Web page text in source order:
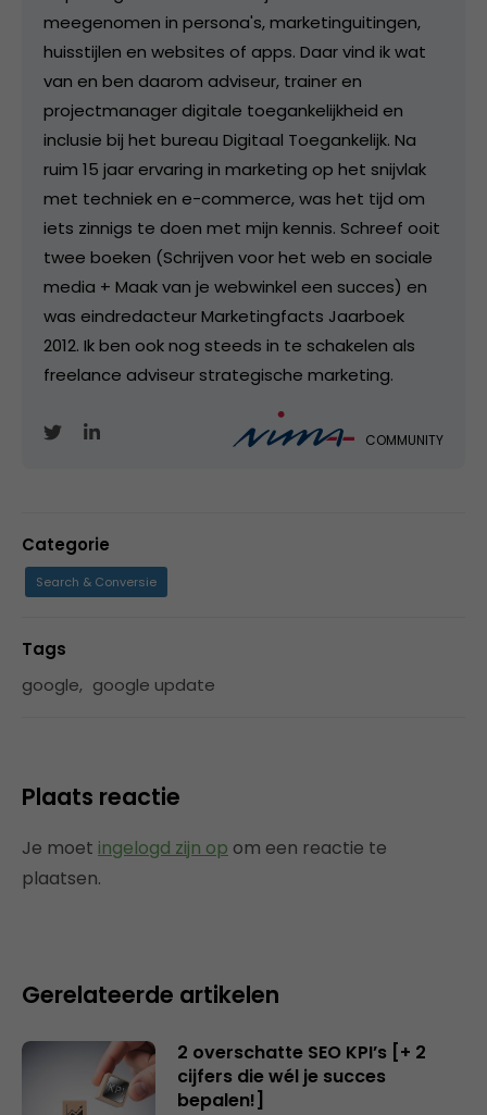
meegenomen in persona's, marketinguitingen,
huisstijlen en websites of apps. Daar vind ik wat
van en ben daarom adviseur, trainer en
projectmanager digitale toegankelijkheid en
inclusie bij het bureau Digitaal Toegankelijk. Na
ruim 15 jaar ervaring in marketing op het snijvlak
met techniek en e-commerce, was het tijd om
iets zinnigs te doen met mijn kennis. Schreef ooit
twee boeken (Schrijven voor het web en sociale
media + Maak van je webwinkel een succes) en
was eindredacteur Marketingfacts Jaarboek
2012. Ik ben ook nog steeds in te schakelen als
freelance adviseur strategische marketing.
COMMUNITY
Categorie
Search & Conversie
Tags
google, google update
Plaats reactie
Je moet ingelogd zijn op om een reactie te
plaatsen.
Gerelateerde artikelen
2 overschatte SEO KPI’s [+ 2
cijfers die wél je succes
bepalen!]